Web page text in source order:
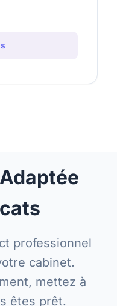
professionnel
cabinet.
mettez à
êtes prêt.